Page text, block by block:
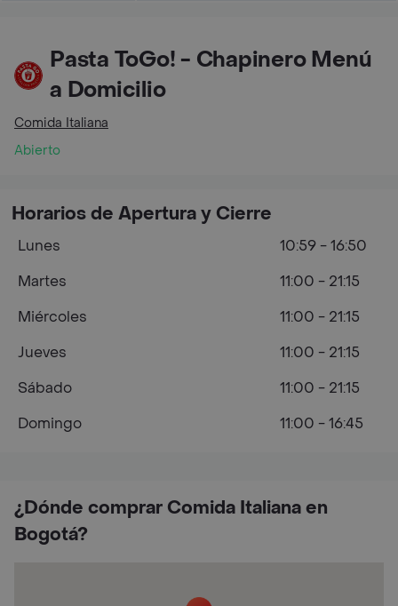
Pasta ToGo! - Chapinero Menú
a Domicilio
Comida Italiana
Abierto
¿Dónde comprar Comida Italiana en
Bogotá?
Horarios de Apertura y Cierre
Lunes
10:59 - 16:50
Martes
11:00 - 21:15
Miércoles
11:00 - 21:15
Jueves
11:00 - 21:15
Sábado
11:00 - 21:15
Domingo
11:00 - 16:45